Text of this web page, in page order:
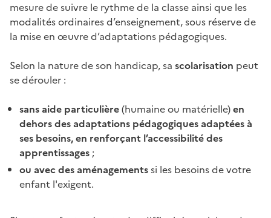
mesure de suivre le rythme de la classe ainsi que les
modalités ordinaires d’enseignement, sous réserve de
la mise en œuvre d’adaptations pédagogiques.
Selon la nature de son handicap, sa scolarisation peut
se dérouler :
sans aide particulière(humaine ou matérielle)en
dehors des adaptations pédagogiques adaptées à
ses besoins, en renforçant l’accessibilité des
apprentissages ;
ou avec des aménagementssi les besoins de votre
enfant l'exigent.